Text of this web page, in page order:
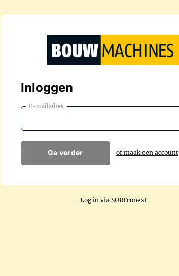
Inloggen
E-mailadres
Ga verder of maak een account
Log in via SURFconext